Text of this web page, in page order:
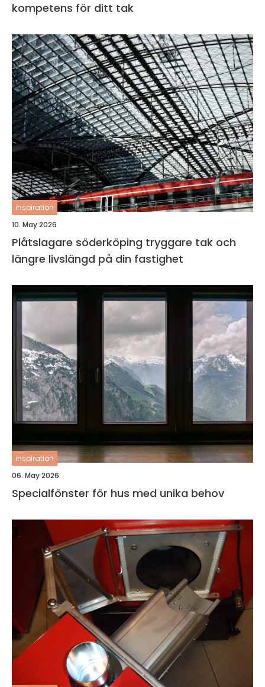
kompetens för ditt tak
inspiration
10. May 2026
Plåtslagare söderköping tryggare tak och
längre livslängd på din fastighet
inspiration
06. May 2026
Specialfönster för hus med unika behov